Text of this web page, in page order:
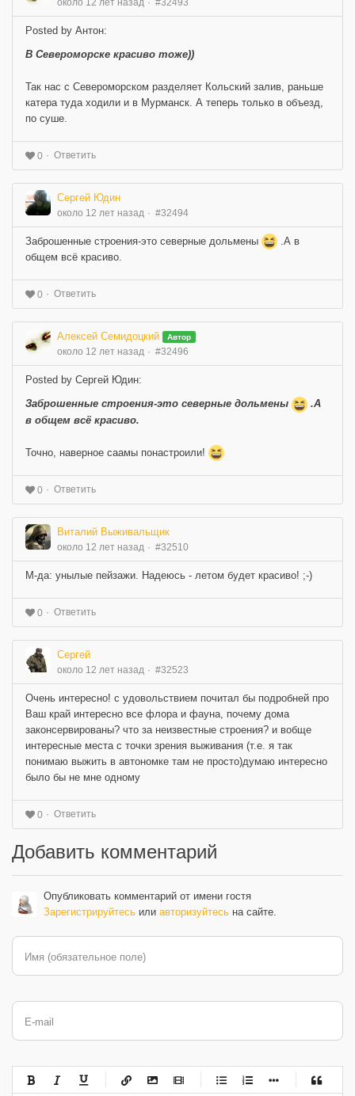
около 12 лет назад #32493
Posted by Антон:
В Североморске красиво тоже))
Так нас с Североморском разделяет Кольский залив, раньше
катера туда ходили и в Мурманск. А теперь только в объезд,
по суше.
0 Ответить
Сергей Юдин
около 12 лет назад #32494
Заброшенные строения-это северные дольмены
.А в
общем всё красиво.
0 Ответить
Алексей Семидоцкий Автор
около 12 лет назад #32496
Posted by Сергей Юдин:
Заброшенные строения-это северные дольмены
.А
в общем всё красиво.
Точно, наверное саамы понастроили!
0 Ответить
Виталий Выживальщик
около 12 лет назад #32510
М-да: унылые пейзажи. Надеюсь - летом будет красиво! ;-)
0 Ответить
Сергей
около 12 лет назад #32523
Очень интересно! с удовольствием почитал бы подробней про
Ваш край интересно все флора и фауна, почему дома
законсервированы? что за неизвестные строения? и вобще
интересные места с точки зрения выживания (т.е. я так
понимаю выжить в автономке там не просто)думаю интересно
было бы не мне одному
0 Ответить
Добавить комментарий
Опубликовать комментарий от имени гостя
Зарегистрируйтесь или авторизуйтесь на сайте.
Имя (обязательное поле)
E-mail
-
-
-